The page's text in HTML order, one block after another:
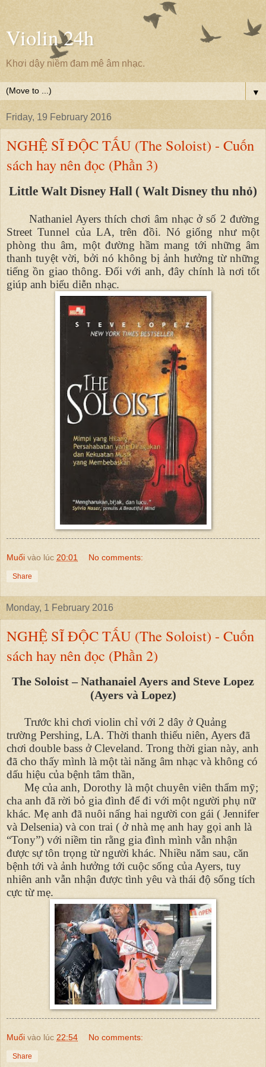
Violin 24h
Khơi dậy niềm đam mê âm nhạc.
▼
Friday, 19 February 2016
NGHỆ SĨ ĐỘC TẤU (The Soloist) - Cuốn
sách hay nên đọc (Phần 3)
Little Walt Disney Hall ( Walt Disney thu nhỏ)
Nathaniel Ayers thích chơi âm nhạc ở số 2 đường
Street Tunnel của LA, trên đồi. Nó giống như một
phòng thu âm, một đường hầm mang tới những âm
thanh tuyệt vời, bởi nó không bị ảnh hưởng từ những
tiếng ồn giao thông. Đối với anh, đây chính là nơi tốt
giúp anh biểu diễn nhạc.
Muối vào lúc 20:01 No comments:
Share
Monday, 1 February 2016
NGHỆ SĨ ĐỘC TẤU (The Soloist) - Cuốn
sách hay nên đọc (Phần 2)
The Soloist – Nathanaiel Ayers and Steve Lopez
(Ayers và Lopez)
Trước khi chơi violin chỉ với 2 dây ở Quảng
trường Pershing, LA. Thời thanh thiếu niên, Ayers đã
chơi double bass ở Cleveland. Trong thời gian này, anh
đã cho thấy mình là một tài năng âm nhạc và không có
dấu hiệu của bệnh tâm thần,
Mẹ của anh, Dorothy là một chuyên viên thẩm mỹ;
cha anh đã rời bỏ gia đình để đi với một người phụ nữ
khác. Mẹ anh đã nuôi nấng hai người con gái ( Jennifer
và Delsenia) và con trai ( ở nhà mẹ anh hay gọi anh là
“Tony”) với niềm tin rằng gia đình mình vẫn nhận
được sự tôn trọng từ người khác. Nhiều năm sau, căn
bệnh tới và ảnh hưởng tới cuộc sống của Ayers, tuy
nhiên anh vẫn nhận được tình yêu và thái độ sống tích
cực từ mẹ.
Muối vào lúc 22:54 No comments:
Share